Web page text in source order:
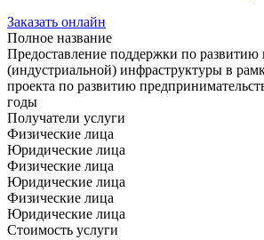
Заказать онлайн
Полное название
Предоставление поддержки по развитию
(индустриальной) инфраструктуры в
проекта по развитию
годы
Получатели услуги
Физические лица
Юридические лица
Физические лица
Юридические лица
Физические лица
Юридические лица
Стоимость услуги